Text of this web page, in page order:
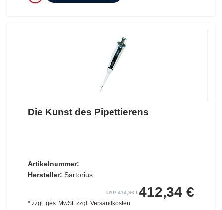
Die Kunst des Pipettierens
Artikelnummer:
Hersteller: Sartorius
UVP 414,96 €412,34 €
* zzgl. ges. MwSt. zzgl. Versandkosten